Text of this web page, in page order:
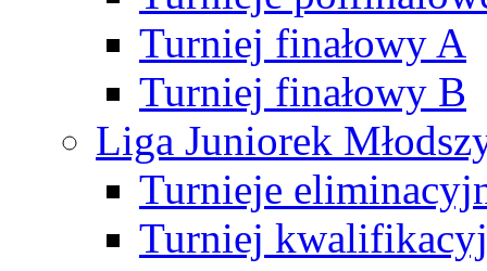
Turniej finałowy A
Turniej finałowy B
Liga Juniorek
Turnieje
Turniej